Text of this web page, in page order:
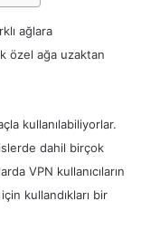
ağlara
özel ağa uzaktan
kullanılabiliyorlar.
dahil birçok
VPN kullanıcıların
kullandıkları bir